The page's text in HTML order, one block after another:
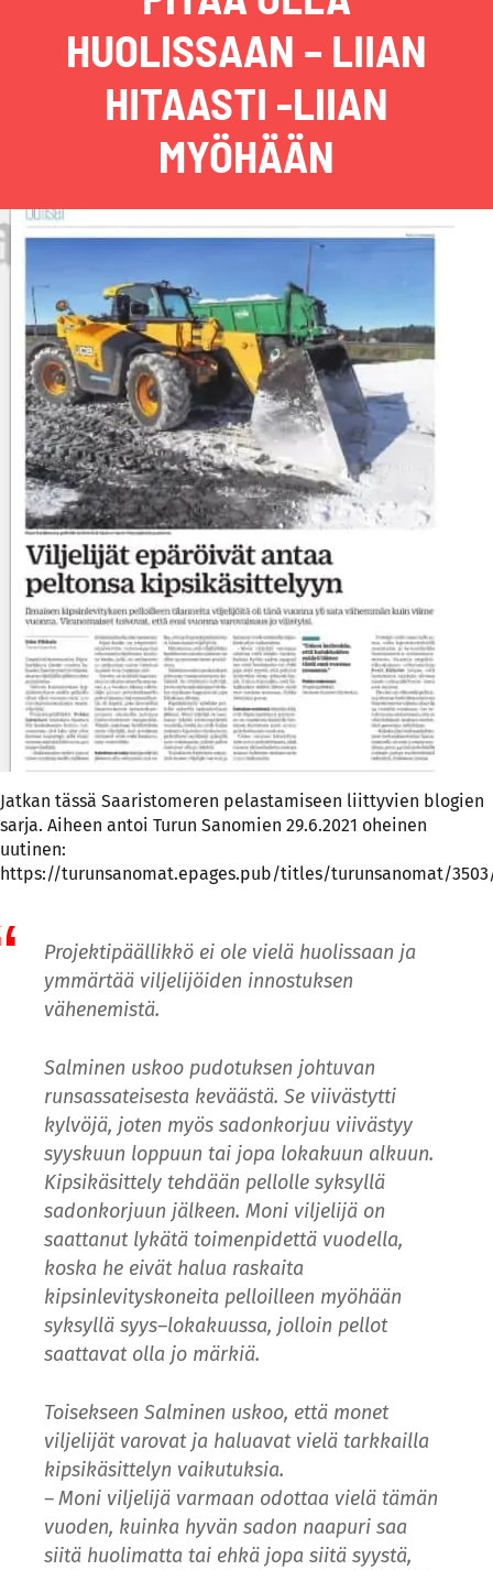
HUOLISSAAN – LIIAN
HITAASTI -LIIAN
MYÖHÄÄN
Jatkan tässä Saaristomeren pelastamiseen liittyvien blogien
sarja. Aiheen antoi Turun Sanomien 29.6.2021 oheinen
uutinen:
https://turunsanomat.epages.pub/titles/turunsanomat/
Projektipäällikkö ei ole vielä huolissaan ja
ymmärtää viljelijöiden innostuksen
vähenemistä.
Salminen uskoo pudotuksen johtuvan
runsassateisesta keväästä. Se viivästytti
kylvöjä, joten myös sadonkorjuu viivästyy
syyskuun loppuun tai jopa lokakuun alkuun.
Kipsikäsittely tehdään pellolle syksyllä
sadonkorjuun jälkeen. Moni viljelijä on
saattanut lykätä toimenpidettä vuodella,
koska he eivät halua raskaita
kipsinlevityskoneita pelloilleen myöhään
syksyllä syys–lokakuussa, jolloin pellot
saattavat olla jo märkiä.
Toisekseen Salminen uskoo, että monet
viljelijät varovat ja haluavat vielä tarkkailla
kipsikäsittelyn vaikutuksia.
– Moni viljelijä varmaan odottaa vielä tämän
vuoden, kuinka hyvän sadon naapuri saa
siitä huolimatta tai ehkä jopa siitä syystä,